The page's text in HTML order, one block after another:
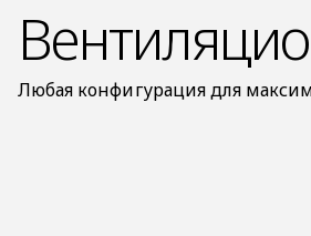
Любая конфигурация для